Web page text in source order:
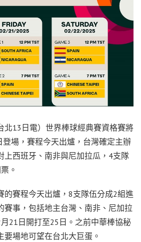
北13日電）世界棒球經典賽資格賽將
場，賽程今天出爐，台灣確定主辦
上西班牙、南非與尼加拉瓜，4支隊
。
的賽程今天出爐，8支隊伍分成2組進
賽事，包括地主台灣、南非、尼加拉
21日開打至25日。之前中華棒協秘
場地可望在台北大巨蛋。